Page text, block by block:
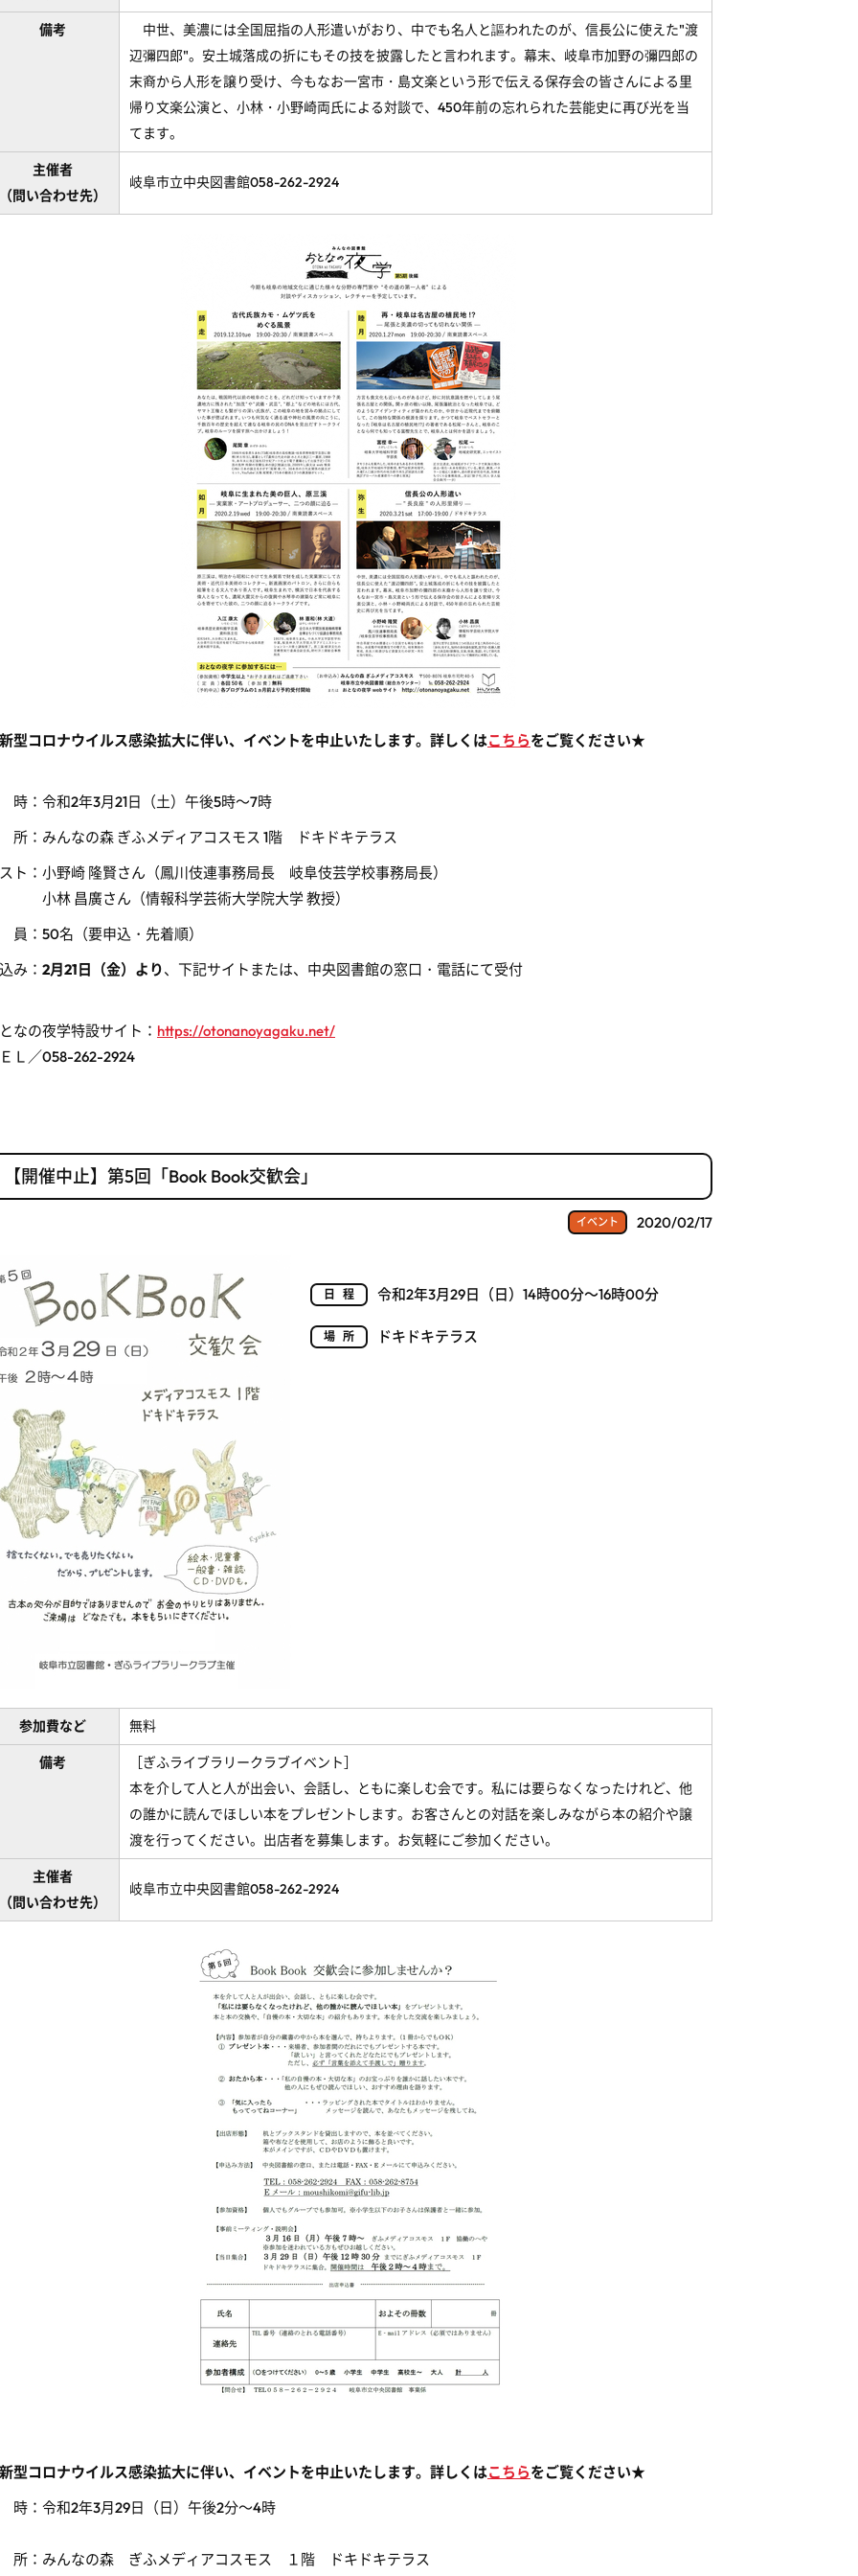
備考
中世、美濃には全国屈指の人形遣いがおり、中でも名人と謳われたのが、信長公に使えた"渡
辺彌四郎"。安土城落成の折にもその技を披露したと言われます。幕末、岐阜市加野の彌四郎の
末裔から人形を譲り受け、今もなお一宮市・島文楽という形で伝える保存会の皆さんによる里
帰り文楽公演と、小林・小野崎両氏による対談で、450年前の忘れられた芸能史に再び光を当
てます。
主催者
（問い合わせ先）
岐阜市立中央図書館058-262-2924
型コロナウイルス感染拡大に伴い、イベントを中止いたします。詳しくはこちらをご覧ください★
時：令和2年3月21日（土）午後5時～7時
所：みんなの森 ぎふメディアコスモス 1階 ドキドキテラス
ト：小野崎 隆賢さん（鳳川伎連事務局長 岐阜伎芸学校事務局長）
林 昌廣さん（情報科学芸術大学院大学 教授）
員：50名（要申込・先着順）
み： 2月21日（金）より、下記サイトまたは、中央図書館の窓口・電話にて受付
なの夜学特設サイト： https://otonanoyagaku.net/
Ｌ／058-262-2924
【開催中止】第5回「Book Book交歓会」
イベント 2020/02/17
日程 令和2年3月29日（日）14時00分～16時00分
場所 ドキドキテラス
参加費など 無料
備考
［ぎふライブラリークラブイベント］
本を介して人と人が出会い、会話し、ともに楽しむ会です。私には要らなくなったけれど、他
の誰かに読んでほしい本をプレゼントします。お客さんとの対話を楽しみながら本の紹介や譲
渡を行ってください。出店者を募集します。お気軽にご参加ください。
主催者
（問い合わせ先）
岐阜市立中央図書館058-262-2924
型コロナウイルス感染拡大に伴い、イベントを中止いたします。詳しくはこちらをご覧ください★
時：令和2年3月29日（日）午後2分～4時
所：みんなの森 ぎふメディアコスモス １階 ドキドキテラス